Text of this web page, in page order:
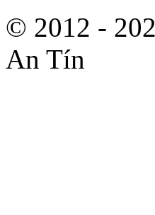
© 2012 -
An Tín